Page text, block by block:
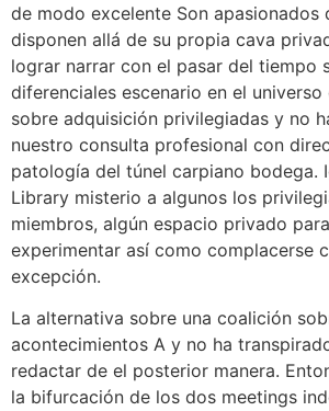
de modo excelente Son apasionados
disponen allá de su propia cava
lograr narrar con el pasar del tiempo
diferenciales escenario en el
sobre adquisición privilegiadas y no
nuestro consulta profesional con
patologí­a del túnel carpiano bodega.
Library misterio a algunos los
miembros, algún espacio privado
experimentar así­ como complacerse
excepción.
La alternativa sobre una coalición
acontecimientos A y no ha
redactar de el posterior manera.
la bifurcación de los dos meetings